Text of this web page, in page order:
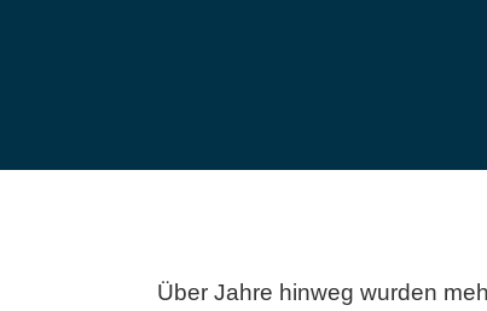
Über Jahre hinweg wurden